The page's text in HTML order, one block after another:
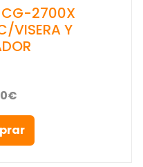
CG-2700X
VISERA Y